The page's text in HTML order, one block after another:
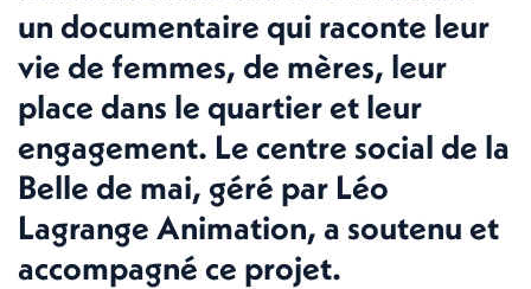
un documentaire qui raconte leur
vie de femmes, de mères, leur
place dans le quartier et leur
engagement. Le centre social de la
Belle de mai, géré par Léo
Lagrange Animation, a soutenu et
accompagné ce projet.